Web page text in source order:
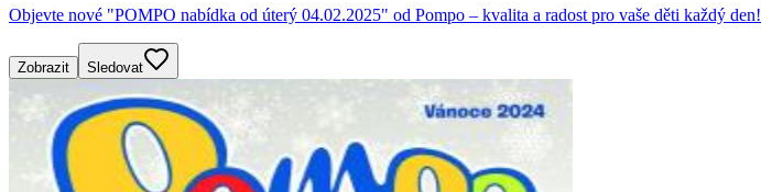
Objevte nové "POMPO nabídka od úterý 04.02.2025" od Pompo – kvalita a radost pro vaše děti každý den!
Zobrazit Sledovat